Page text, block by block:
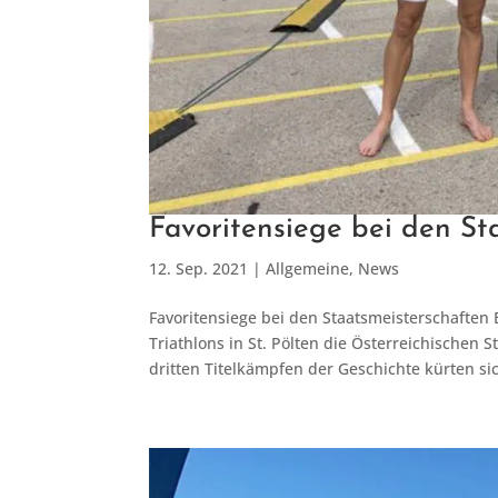
Favoritensiege bei den
12. Sep. 2021 |Allgemeine, News
Favoritensiege bei den
Triathlons in St. Pölten die Österreichischen
dritten Titelkämpfen der Geschichte kürten